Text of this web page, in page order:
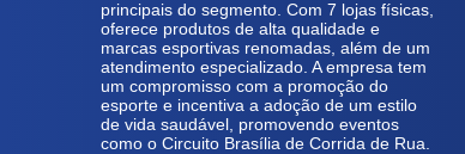
principais do segmento. Com 7 lojas físicas,
oferece produtos de alta qualidade e
marcas esportivas renomadas, além de um
atendimento especializado. A empresa tem
um compromisso com a promoção do
esporte e incentiva a adoção de um estilo
de vida saudável, promovendo eventos
como o Circuito Brasília de Corrida de Rua.